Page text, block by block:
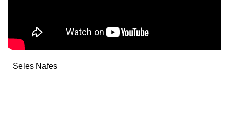
Seles Nafes